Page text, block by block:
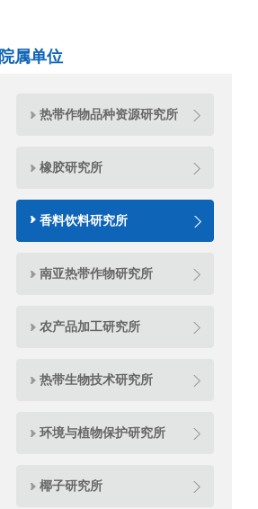
院属单位
热带作物品种资源研究所
橡胶研究所
香料饮料研究所
南亚热带作物研究所
农产品加工研究所
热带生物技术研究所
环境与植物保护研究所
椰子研究所